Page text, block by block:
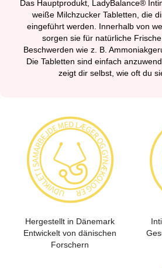
Das Hauptprodukt, LadyBalance®
weiße Milchzucker Tabletten, die
eingeführt werden. Innerhalb von
sorgen sie für natürliche
Beschwerden wie z. B.
Die Tabletten sind einfach
zeigt dir selbst, wie oft du
Hergestellt in Dänemark
Entwickelt von dänischen
Forschern